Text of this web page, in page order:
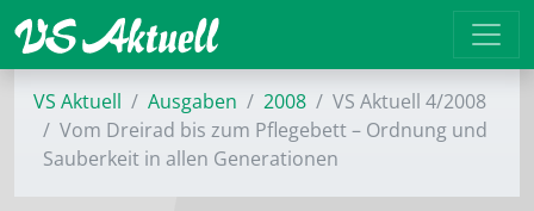
VS Aktuell Ausgaben 2008
VS Aktuell 4/2008
Vom Dreirad bis zum Pflegebett – Ordnung und
Sauberkeit in allen Generationen